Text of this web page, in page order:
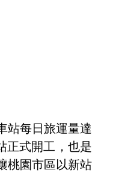
站每日旅運量達
正式開工，也是
桃園市區以新站